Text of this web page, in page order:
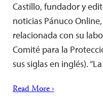
Castillo, fundador y
noticias Pánuco
relacionada con su
Comité para la
sus siglas en inglés).
Read More ›